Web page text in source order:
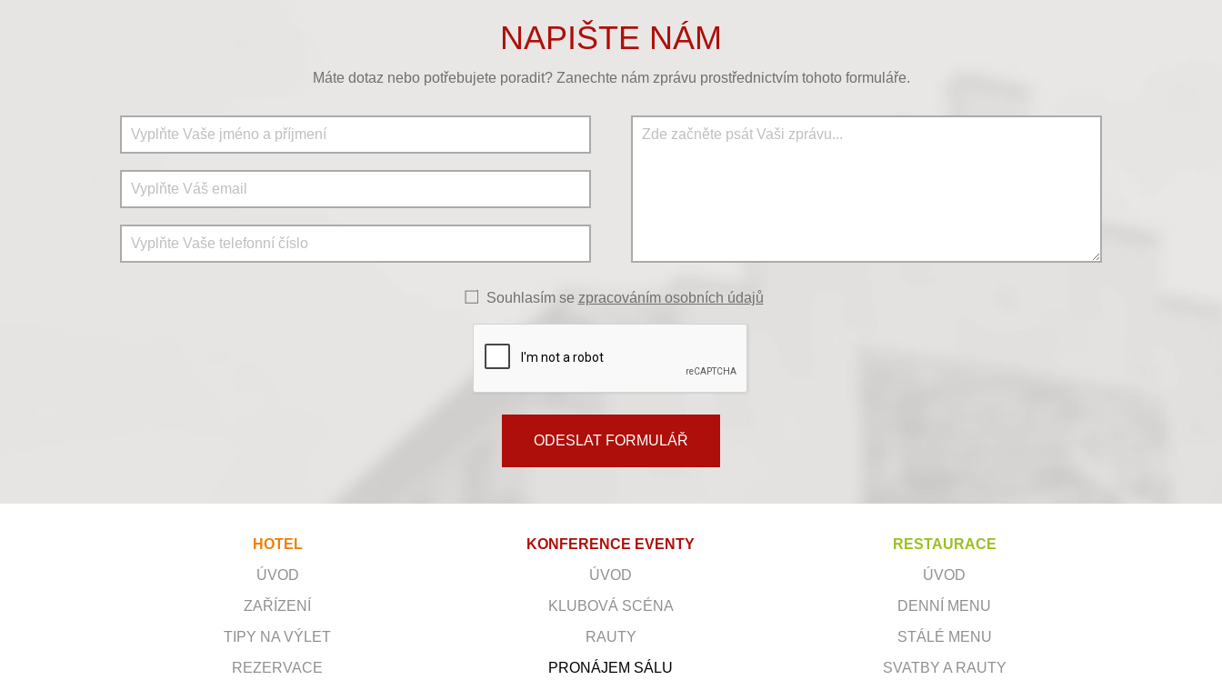
NAPIŠTE NÁM
Máte dotaz nebo potřebujete poradit? Zanechte nám zprávu prostřednictvím tohoto formuláře.
Souhlasím se zpracováním osobních údajů
ODESLAT FORMULÁŘ
HOTEL
ÚVOD
ZAŘÍZENÍ
TIPY NA VÝLET
REZERVACE
KONFERENCE EVENTY
ÚVOD
KLUBOVÁ SCÉNA
RAUTY
PRONÁJEM SÁLU
RESTAURACE
ÚVOD
DENNÍ MENU
STÁLÉ MENU
SVATBY A RAUTY